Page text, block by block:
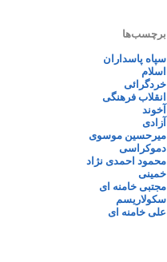
برچسب‌ها
سپاه پاسداران
اسلام
خردگرائی
انقلاب فرهنگی
آخوند
آزادی
میرحسین موسوی
دموکراسی
محمود احمدی نژاد
خمینی
مجتبی خامنه ای
سکولاریسم
علی خامنه ای